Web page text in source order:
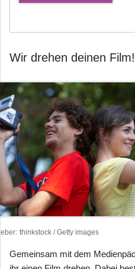
Wir drehen deinen Film!
thinkstock / Getty images
Gemeinsam mit dem